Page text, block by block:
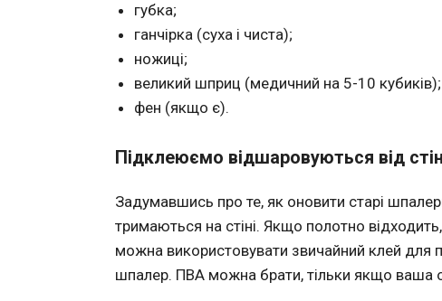
губка;
ганчірка (суха і чиста);
ножиці;
великий шприц (медичний на 5-10 кубиків);
фен (якщо є).
Підклеюємо відшаровуються від
Задумавшись про те, як оновити старі
тримаються на стіні. Якщо полотно
можна використовувати звичайний клей для
шпалер. ПВА можна брати, тільки якщо ваша